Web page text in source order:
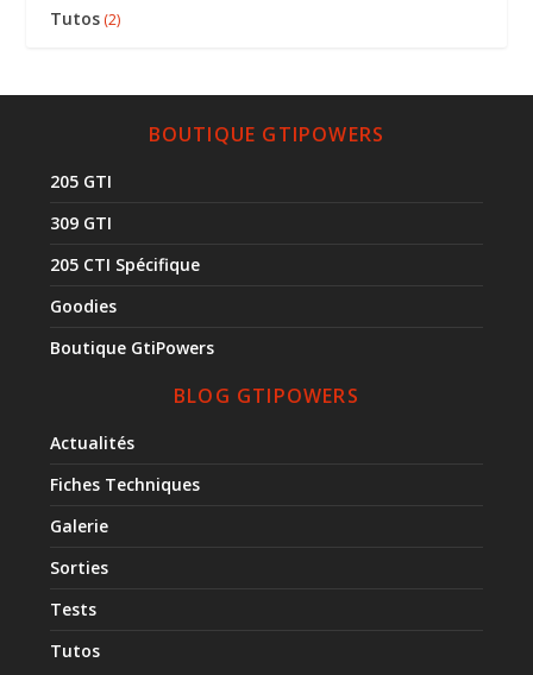
Tutos (2)
BOUTIQUE GTIPOWERS
205 GTI
309 GTI
205 CTI Spécifique
Goodies
Boutique GtiPowers
BLOG GTIPOWERS
Actualités
Fiches Techniques
Galerie
Sorties
Tests
Tutos